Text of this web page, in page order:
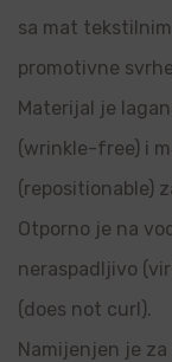
sa mat
promotivne
Materijal je
(wrinkle-free) i
(repositionable)
Otporno je na
neraspadljivo
(does not curl).
Namijenjen je